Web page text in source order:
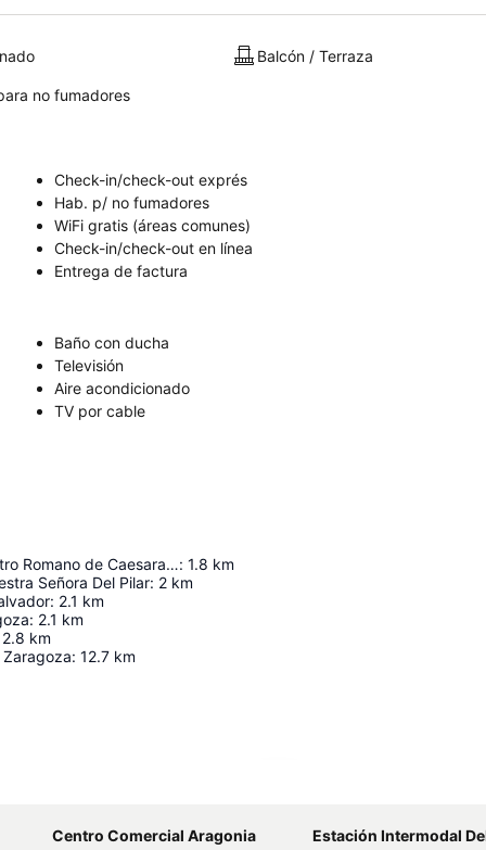
Balcón / Terraza
no fumadores
Check-in/check-out exprés
Hab. p/ no fumadores
WiFi gratis (áreas comunes)
Check-in/check-out en línea
Entrega de factura
Baño con ducha
Televisión
Aire acondicionado
TV por cable
Museo del Teatro Romano de Caesaraugusta: 1.8 km
Señora Del Pilar: 2 km
: 2.1 km
: 2.1 km
2.8 km
: 12.7 km
Centro Comercial Aragonia
Estación Intermodal